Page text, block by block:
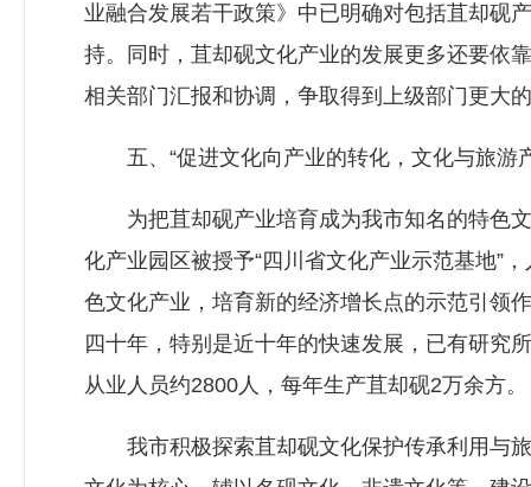
业融合发展若干政策》中已明确对包括苴却砚
持。同时，苴却砚文化产业的发展更多还要依
相关部门汇报和协调，争取得到上级部门更大
五、“促进文化向产业的转化，文化与旅游
为把苴却砚产业培育成为我市知名的特色文
化产业园区被授予“四川省文化产业示范基地”
色文化产业，培育新的经济增长点的示范引领
四十年，特别是近十年的快速发展，已有研究
从业人员约2800人，每年生产苴却砚2万余方。
我市积极探索苴却砚文化保护传承利用与旅